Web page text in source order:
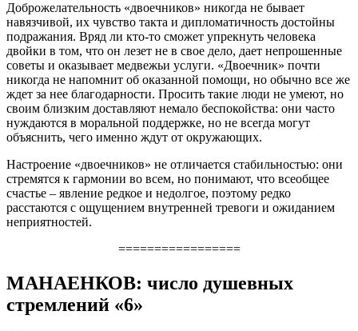
Доброжелательность «двоечников» никогда не бывает
навязчивой, их чувство такта и дипломатичность достойны
подражания. Вряд ли кто-то сможет упрекнуть человека
двойки в том, что он лезет не в свое дело, дает непрошенные
советы и оказывает медвежьи услуги. «Двоечник» почти
никогда не напомнит об оказанной помощи, но обычно все же
ждет за нее благодарности. Просить такие люди не умеют, но
своим близким доставляют немало беспокойства: они часто
нуждаются в моральной поддержке, но не всегда могут
объяснить, чего именно ждут от окружающих.
Настроение «двоечников» не отличается стабильностью: они
стремятся к гармонии во всем, но понимают, что всеобщее
счастье – явление редкое и недолгое, поэтому редко
расстаются с ощущением внутренней тревоги и ожиданием
неприятностей.
=================
МАНАЕНКОВ: число душевных
стремлений «6»